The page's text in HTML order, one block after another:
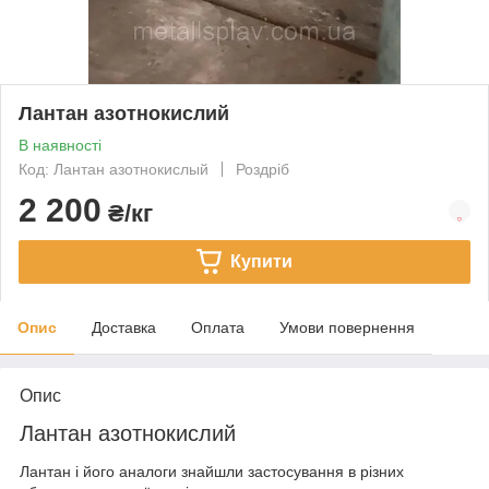
Лантан азотнокислий
В наявності
Код: Лантан азотнокислый
Роздріб
2 200 ₴/кг
Купити
Опис Доставка Оплата Умови повернення
Опис
Лантан азотнокислий
Лантан і його аналоги знайшли застосування в різних